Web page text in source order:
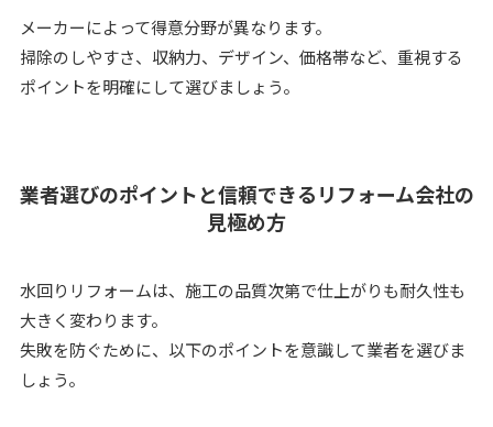
メーカーによって得意分野が異なります。
掃除のしやすさ、収納力、デザイン、価格帯など、重視する
ポイントを明確にして選びましょう。
業者選びのポイントと信頼できるリフォーム会社の
見極め方
水回りリフォームは、施工の品質次第で仕上がりも耐久性も
大きく変わります。
失敗を防ぐために、以下のポイントを意識して業者を選びま
しょう。